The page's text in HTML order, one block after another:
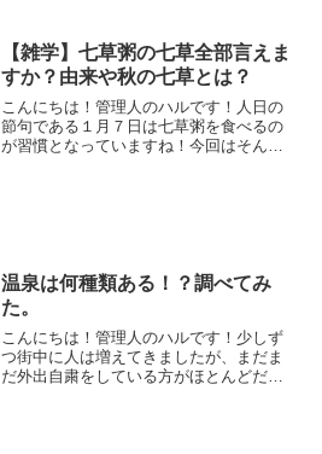
と考えてみると、「日本人って、いつか
ら納豆を食べているの...
【雑学】七草粥の七草全部言えま
すか？由来や秋の七草とは？
こんにちは！管理人のハルです！人日の
節句である１月７日は七草粥を食べるの
が習慣となっていますね！今回はそんな
温泉は何種類ある！？調べてみ
た。
こんにちは！管理人のハルです！少しず
つ街中に人は増えてきましたが、まだま
だ外出自粛をしている方がほとんどだと